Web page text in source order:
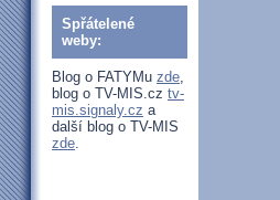
Spřátelené
weby:
Blog o FATYMu zde,
blog o TV-MIS.cz tv-
mis.signaly.cz a
další blog o TV-MIS
zde.